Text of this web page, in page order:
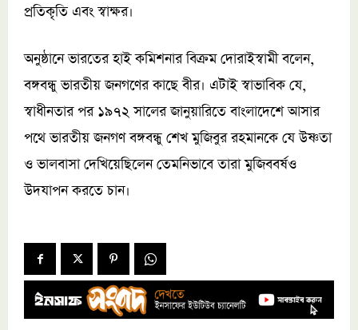
প্রতিকৃতি এবং স্বাক্ষর।
অনুষ্ঠানে ভারতের হাই কমিশনার বিক্রম দোরাইস্বামী বলেন,
বঙ্গবন্ধু ভারতীয় জনগণের কাছে বীর। এটাই স্বাভাবিক যে,
স্বাধীনতার পর ১৯৭২ সালের জানুয়ারিতে বাংলাদেশে আসার
পথে ভারতীয় জনগণ বঙ্গবন্ধু শেখ মুজিবুর রহমানকে যে উষ্ণতা
ও ভালবাসা দেখিয়েছিলেন তেমনিভাবে তারা মুজিববর্ষও
উদযাপন করতে চান।